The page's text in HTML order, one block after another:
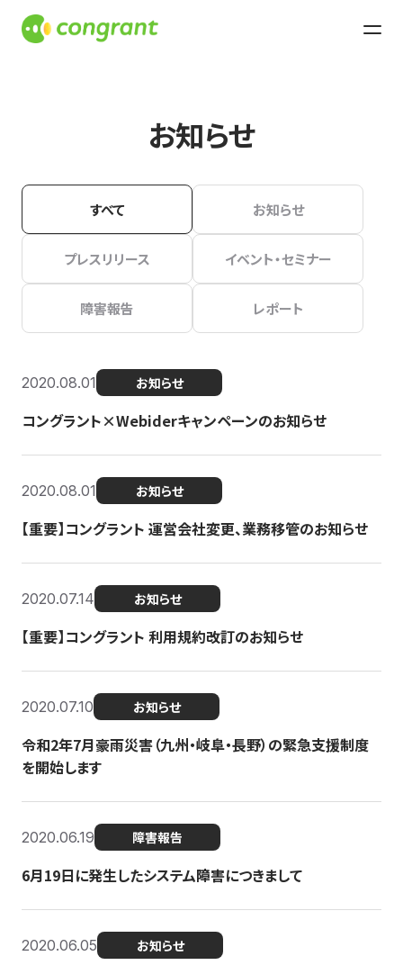
お知らせ
すべて お知らせ
プレスリリース イベント・セミナー
障害報告 レポート
2020.08.01 お知らせ
コングラント×Webiderキャンペーンのお知らせ
2020.08.01 お知らせ
【重要】コングラント 運営会社変更、業務移管のお知らせ
2020.07.14 お知らせ
【重要】コングラント 利用規約改訂のお知らせ
2020.07.10 お知らせ
令和2年7月豪雨災害（九州・岐阜・長野）の緊急支援制度
を開始します
2020.06.19 障害報告
6月19日に発生したシステム障害につきまして
2020.06.05 お知らせ